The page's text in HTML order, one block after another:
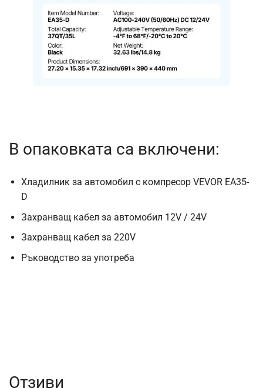
В опаковката са включени:
Хладилник за автомобил с компресор VEVOR EA35-
D
Захранващ кабел за автомобил 12V / 24V
Захранващ кабел за 220V
Ръководство за употреба
Отзиви